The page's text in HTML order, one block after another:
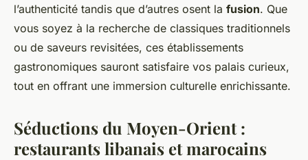
l’authenticité tandis que d’autres osent la fusion. Que
vous soyez à la recherche de classiques traditionnels
ou de saveurs revisitées, ces établissements
gastronomiques sauront satisfaire vos palais curieux,
tout en offrant une immersion culturelle enrichissante.
Séductions du Moyen-Orient :
restaurants libanais et marocains